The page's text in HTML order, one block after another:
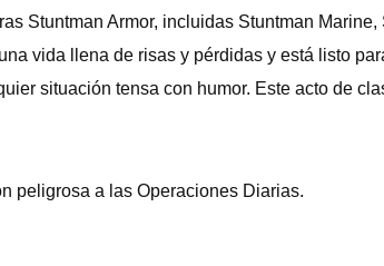
Stuntman Armor, incluidas Stuntman
vida llena de risas y pérdidas y está listo
situación tensa con humor. Este acto de
peligrosa a las Operaciones Diarias.